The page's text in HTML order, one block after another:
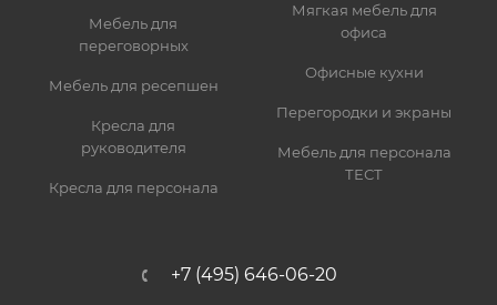
Мебель для
переговорных
Мебель для ресепшен
Кресла для
руководителя
Кресла для персонала
Мягкая мебель для
офиса
Офисные кухни
Перегородки и экраны
Мебель для персонала
ТЕСТ
+7 (495) 646-06-20